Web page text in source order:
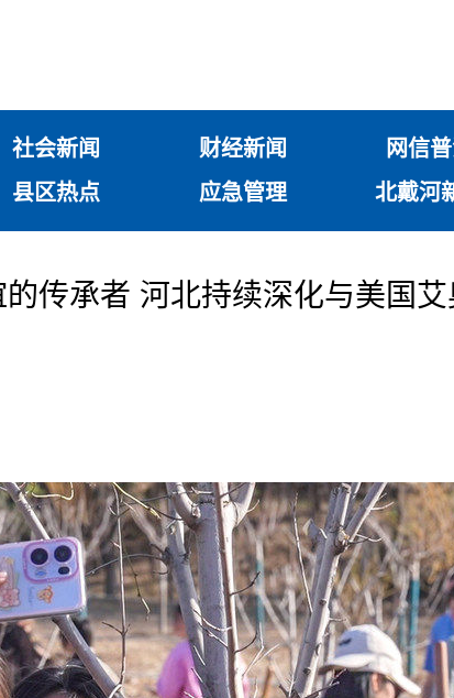
社会新闻 财经新闻 网信
县区热点 应急管理 北戴河
传承者 河北持续深化与美国